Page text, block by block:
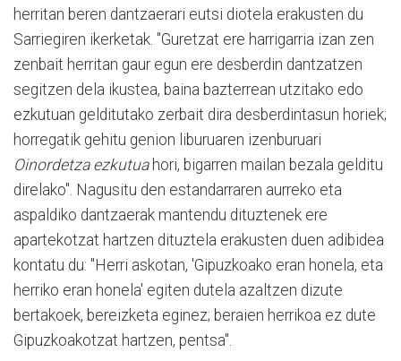
herritan beren dantzaerari eutsi diotela erakusten du
Sarriegiren ikerketak. "Guretzat ere harrigarria izan zen
zenbait herritan gaur egun ere desberdin dantzatzen
segitzen dela ikustea, baina bazterrean utzitako edo
ezkutuan gelditutako zerbait dira desberdintasun horiek;
horregatik gehitu genion liburuaren izenburuari
Oinordetza ezkutuahori, bigarren mailan bezala gelditu
direlako". Nagusitu den estandarraren aurreko eta
aspaldiko dantzaerak mantendu dituztenek ere
apartekotzat hartzen dituztela erakusten duen adibidea
kontatu du: "Herri askotan, 'Gipuzkoako eran honela, eta
herriko eran honela' egiten dutela azaltzen dizute
bertakoek, bereizketa eginez; beraien herrikoa ez dute
Gipuzkoakotzat hartzen, pentsa".